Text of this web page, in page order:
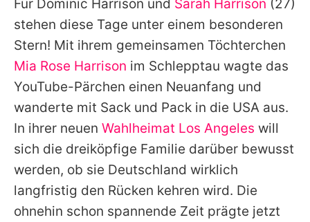
Impressum
Datenschutzerklärung
Nutzungsbedingungen
Utiq verwalten
Für Dominic Harrison und Sarah Harrison (27)
stehen diese Tage unter einem besonderen
Stern! Mit ihrem gemeinsamen Töchterchen
Mia Rose Harrison im Schlepptau wagte das
YouTube-Pärchen einen Neuanfang und
wanderte mit Sack und Pack in die USA aus.
In ihrer neuen Wahlheimat Los Angeles will
sich die dreiköpfige Familie darüber bewusst
werden, ob sie Deutschland wirklich
langfristig den Rücken kehren wird. Die
ohnehin schon spannende Zeit prägte jetzt